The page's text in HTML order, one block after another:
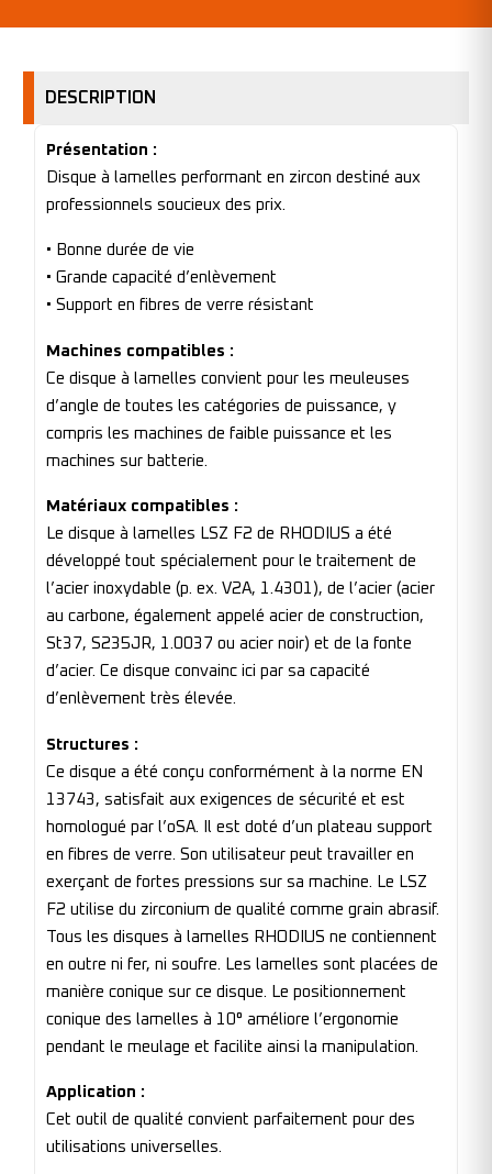
DESCRIPTION
Présentation :
Disque à lamelles performant en zircon destiné aux
professionnels soucieux des prix.
• Bonne durée de vie
• Grande capacité d’enlèvement
• Support en fibres de verre résistant
Machines compatibles :
Ce disque à lamelles convient pour les meuleuses
d’angle de toutes les catégories de puissance, y
compris les machines de faible puissance et les
machines sur batterie.
Matériaux compatibles :
Le disque à lamelles LSZ F2 de RHODIUS a été
développé tout spécialement pour le traitement de
l’acier inoxydable (p. ex. V2A, 1.4301), de l’acier (acier
au carbone, également appelé acier de construction,
St37, S235JR, 1.0037 ou acier noir) et de la fonte
d’acier. Ce disque convainc ici par sa capacité
d’enlèvement très élevée.
Structures :
Ce disque a été conçu conformément à la norme EN
13743, satisfait aux exigences de sécurité et est
homologué par l’oSA. Il est doté d’un plateau support
en fibres de verre. Son utilisateur peut travailler en
exerçant de fortes pressions sur sa machine. Le LSZ
F2 utilise du zirconium de qualité comme grain abrasif.
Tous les disques à lamelles RHODIUS ne contiennent
en outre ni fer, ni soufre. Les lamelles sont placées de
manière conique sur ce disque. Le positionnement
conique des lamelles à 10° améliore l’ergonomie
pendant le meulage et facilite ainsi la manipulation.
Application :
Cet outil de qualité convient parfaitement pour des
utilisations universelles.